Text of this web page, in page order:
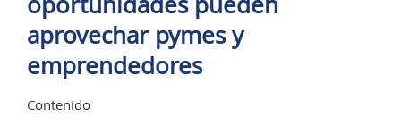
aprovechar pymes y
emprendedores
Contenido